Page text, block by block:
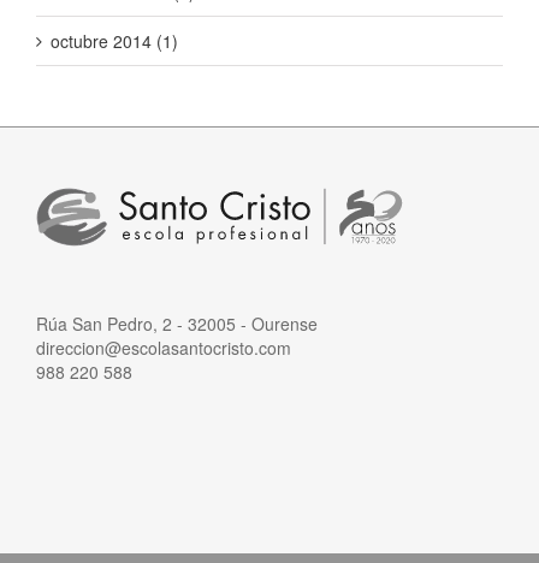
octubre 2014 (1)
Rúa San Pedro, 2 - 32005 - Ourense
direccion@escolasantocristo.com
988 220 588